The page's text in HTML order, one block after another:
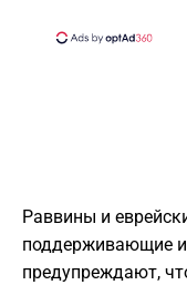
Раввины и
поддерживающие
предупреждают,